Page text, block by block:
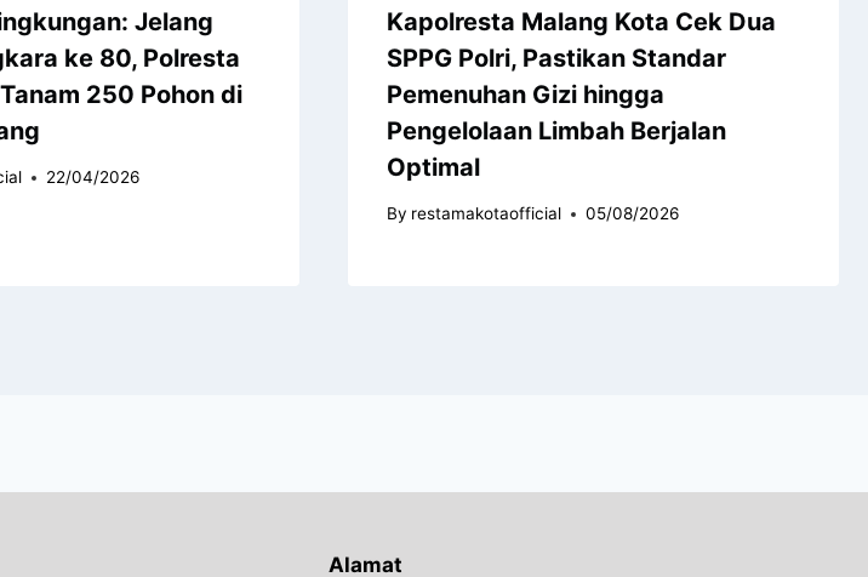
Jelang
ke 80, Polresta
250 Pohon di
22/04/2026
Kapolresta Malang Kota Cek Dua
SPPG Polri, Pastikan Standar
Pemenuhan Gizi hingga
Pengelolaan Limbah Berjalan
Optimal
By restamakotaofficial 05/08/2026
Alamat